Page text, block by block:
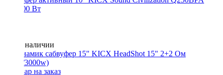
300/600 Вт
Нет в наличии